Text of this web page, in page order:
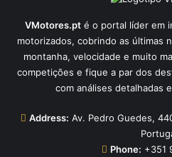
VMotores.pt é o portal líder em
motorizados, cobrindo as últimas
montanha, velocidade e muito
competições e fique a par dos
com análises detalhadas
Address: Av. Pedro Guedes,
Phone: +351